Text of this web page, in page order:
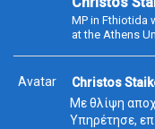
MP in Fthiotida
at the Athens
Avatar Christos
Με θλίψη
Υπηρέτησε,